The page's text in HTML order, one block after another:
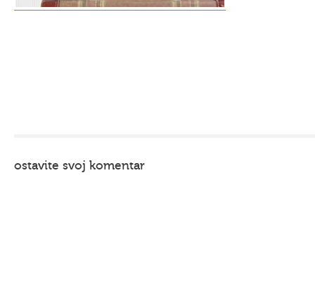
ostavite svoj komentar